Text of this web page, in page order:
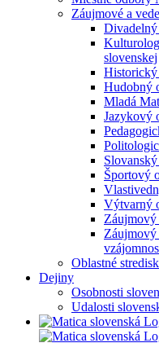
Záujmové a
slovenskej
Hudobný
Mladá
Jazykový
Športový
Výtvarný
Záujmový
Oblastné
Dejiny
Osobnosti
Udalosti